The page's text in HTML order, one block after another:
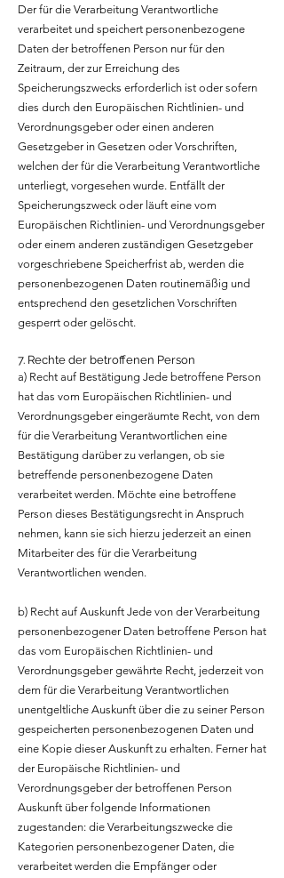
Der für die Verarbeitung Verantwortliche
verarbeitet und speichert personenbezogene
Daten der betroffenen Person nur für den
Zeitraum, der zur Erreichung des
Speicherungszwecks erforderlich ist oder sofern
dies durch den Europäischen Richtlinien- und
Verordnungsgeber oder einen anderen
Gesetzgeber in Gesetzen oder Vorschriften,
welchen der für die Verarbeitung Verantwortliche
unterliegt, vorgesehen wurde. Entfällt der
Speicherungszweck oder läuft eine vom
Europäischen Richtlinien- und Verordnungsgeber
oder einem anderen zuständigen Gesetzgeber
vorgeschriebene Speicherfrist ab, werden die
personenbezogenen Daten routinemäßig und
entsprechend den gesetzlichen Vorschriften
gesperrt oder gelöscht.
7. Rechte der betroffenen Person
a) Recht auf Bestätigung Jede betroffene Person
hat das vom Europäischen Richtlinien- und
Verordnungsgeber eingeräumte Recht, von dem
für die Verarbeitung Verantwortlichen eine
Bestätigung darüber zu verlangen, ob sie
betreffende personenbezogene Daten
verarbeitet werden. Möchte eine betroffene
Person dieses Bestätigungsrecht in Anspruch
nehmen, kann sie sich hierzu jederzeit an einen
Mitarbeiter des für die Verarbeitung
Verantwortlichen wenden.
b) Recht auf Auskunft Jede von der Verarbeitung
personenbezogener Daten betroffene Person hat
das vom Europäischen Richtlinien- und
Verordnungsgeber gewährte Recht, jederzeit von
dem für die Verarbeitung Verantwortlichen
unentgeltliche Auskunft über die zu seiner Person
gespeicherten personenbezogenen Daten und
eine Kopie dieser Auskunft zu erhalten. Ferner hat
der Europäische Richtlinien- und
Verordnungsgeber der betroffenen Person
Auskunft über folgende Informationen
zugestanden: die Verarbeitungszwecke die
Kategorien personenbezogener Daten, die
verarbeitet werden die Empfänger oder